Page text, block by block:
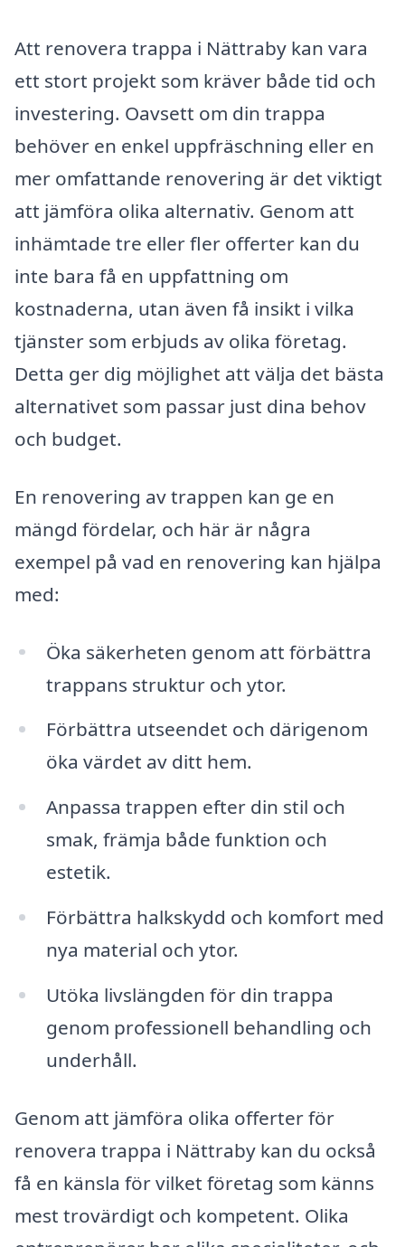
Att renovera trappa i Nättraby kan vara
ett stort projekt som kräver både tid och
investering. Oavsett om din trappa
behöver en enkel uppfräschning eller en
mer omfattande renovering är det viktigt
att jämföra olika alternativ. Genom att
inhämtade tre eller fler offerter kan du
inte bara få en uppfattning om
kostnaderna, utan även få insikt i vilka
tjänster som erbjuds av olika företag.
Detta ger dig möjlighet att välja det bästa
alternativet som passar just dina behov
och budget.
En renovering av trappen kan ge en
mängd fördelar, och här är några
exempel på vad en renovering kan hjälpa
med:
Öka säkerheten genom att förbättra
trappans struktur och ytor.
Förbättra utseendet och därigenom
öka värdet av ditt hem.
Anpassa trappen efter din stil och
smak, främja både funktion och
estetik.
Förbättra halkskydd och komfort med
nya material och ytor.
Utöka livslängden för din trappa
genom professionell behandling och
underhåll.
Genom att jämföra olika offerter för
renovera trappa i Nättraby kan du också
få en känsla för vilket företag som känns
mest trovärdigt och kompetent. Olika